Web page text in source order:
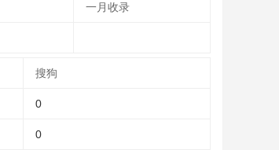
一月收录
搜狗
0
0